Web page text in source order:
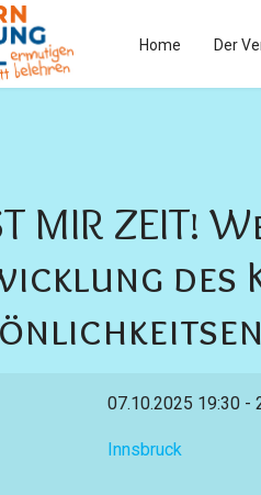
Home Der
MIR
des
07.10.2025 19:30 -
Innsbruck